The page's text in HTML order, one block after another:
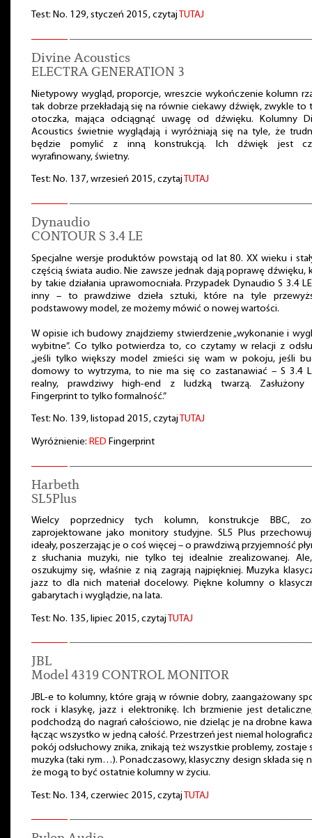
Test: No. 129, styczeń 2015, czytaj TUTAJ
Divine Acoustics
ELECTRA GENERATION 3
Nietypowy wygląd, proporcje, wreszcie wykończenie kolumn
tak dobrze przekładają się na równie ciekawy dźwięk, zwykle to
otoczka, mająca odciągnąć uwagę od dźwięku. Kolumny
Acoustics świetnie wyglądają i wyróżniają się na tyle, że
będzie pomylić z inną konstrukcją. Ich dźwięk jest
wyrafinowany, świetny.
Test: No. 137, wrzesień 2015, czytaj TUTAJ
Dynaudio
CONTOUR S 3.4 LE
Specjalne wersje produktów powstają od lat 80. XX wieku i
częścią świata audio. Nie zawsze jednak dają poprawę dźwięku,
by takie działania uprawomocniała. Przypadek Dynaudio S 3.4
inny – to prawdziwe dzieła sztuki, które na tyle
podstawowy model, ze możemy mówić o nowej wartości.
W opisie ich budowy znajdziemy stwierdzenie „wykonanie i
wybitne”. Co tylko potwierdza to, co czytamy w relacji z
„jeśli tylko większy model zmieści się wam w pokoju, jeśli
domowy to wytrzyma, to nie ma się co zastanawiać – S 3.4
realny, prawdziwy high-end z ludzką twarzą. Zasłużony
Fingerprint to tylko formalność.”
Test: No. 139, listopad 2015, czytaj TUTAJ
Wyróżnienie: RED Fingerprint
Harbeth
SL5Plus
Wielcy poprzednicy tych kolumn, konstrukcje BBC,
zaprojektowane jako monitory studyjne. SL5 Plus
ideały, poszerzając je o coś więcej – o prawdziwą przyjemność
z słuchania muzyki, nie tylko tej idealnie zrealizowanej.
oszukujmy się, właśnie z nią zagrają najpiękniej. Muzyka
jazz to dla nich materiał docelowy. Piękne kolumny o
gabarytach i wyglądzie, na lata.
Test: No. 135, lipiec 2015, czytaj TUTAJ
JBL
Model 4319 CONTROL MONITOR
JBL-e to kolumny, które grają w równie dobry, zaangażowany
rock i klasykę, jazz i elektronikę. Ich brzmienie jest
podchodzą do nagrań całościowo, nie dzieląc je na drobne
łącząc wszystko w jedną całość. Przestrzeń jest niemal
pokój odsłuchowy znika, znikają też wszystkie problemy, zostaje
muzyka (taki rym…). Ponadczasowy, klasyczny design składa się
że mogą to być ostatnie kolumny w życiu.
Test: No. 134, czerwiec 2015, czytaj TUTAJ